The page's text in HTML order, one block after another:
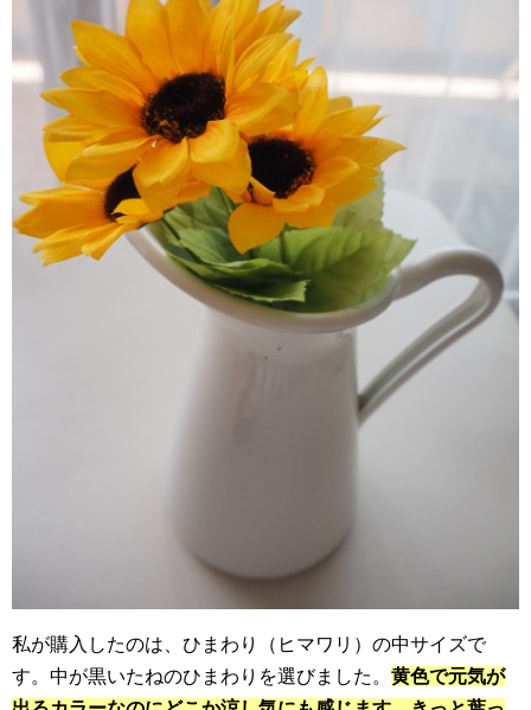
私が購入したのは、ひまわり（ヒマワリ）の中サイズで
す。中が黒いたねのひまわりを選びました。 黄色で元気が